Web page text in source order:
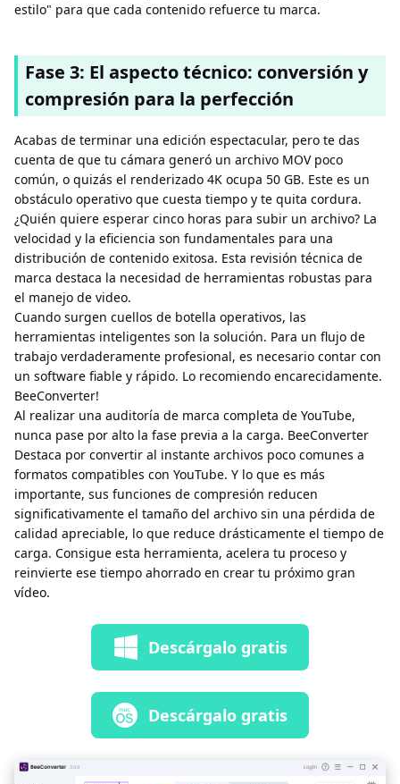
estilo" para que cada contenido refuerce tu marca.
Fase 3: El aspecto técnico: conversión y
compresión para la perfección
Acabas de terminar una edición espectacular, pero te das
cuenta de que tu cámara generó un archivo MOV poco
común, o quizás el renderizado 4K ocupa 50 GB. Este es un
obstáculo operativo que cuesta tiempo y te quita cordura.
¿Quién quiere esperar cinco horas para subir un archivo? La
velocidad y la eficiencia son fundamentales para una
distribución de contenido exitosa. Esta revisión técnica de
marca destaca la necesidad de herramientas robustas para
el manejo de video.
Cuando surgen cuellos de botella operativos, las
herramientas inteligentes son la solución. Para un flujo de
trabajo verdaderamente profesional, es necesario contar con
un software fiable y rápido. Lo recomiendo encarecidamente.
BeeConverter!
Al realizar una auditoría de marca completa de YouTube,
nunca pase por alto la fase previa a la carga. BeeConverter
Destaca por convertir al instante archivos poco comunes a
formatos compatibles con YouTube. Y lo que es más
importante, sus funciones de compresión reducen
significativamente el tamaño del archivo sin una pérdida de
calidad apreciable, lo que reduce drásticamente el tiempo de
carga. Consigue esta herramienta, acelera tu proceso y
reinvierte ese tiempo ahorrado en crear tu próximo gran
vídeo.
Descárgalo gratis
Descárgalo gratis